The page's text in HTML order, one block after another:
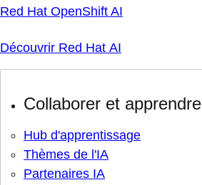
Red Hat OpenShift AI
Découvrir Red Hat AI
Collaborer et apprendre
Hub d'apprentissage
Thèmes de l'IA
Partenaires IA